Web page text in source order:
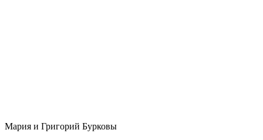
Мария и Григорий Бурковы